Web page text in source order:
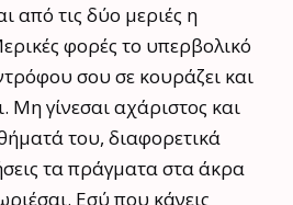
από τις δύο μεριές η
φορές το υπερβολικό
σου σε κουράζει και
Μη γίνεσαι αχάριστος και
του, διαφορετικά
τα πράγματα στα άκρα
Εσύ που κάνεις